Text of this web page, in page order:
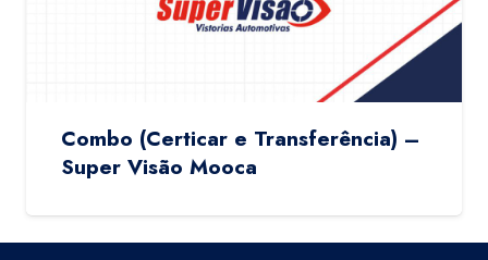
Combo (Certicar e Transferência) –
Super Visão Mooca